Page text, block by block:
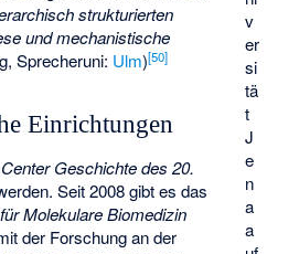
v
er
si
tä
t
J
e
n
a
a
strukturierten
und mechanistische
Sprecheruni: Ulm)[50]
Einrichtungen
Geschichte des 20.
Seit 2008 gibt es das
Molekulare Biomedizin
der Forschung an der